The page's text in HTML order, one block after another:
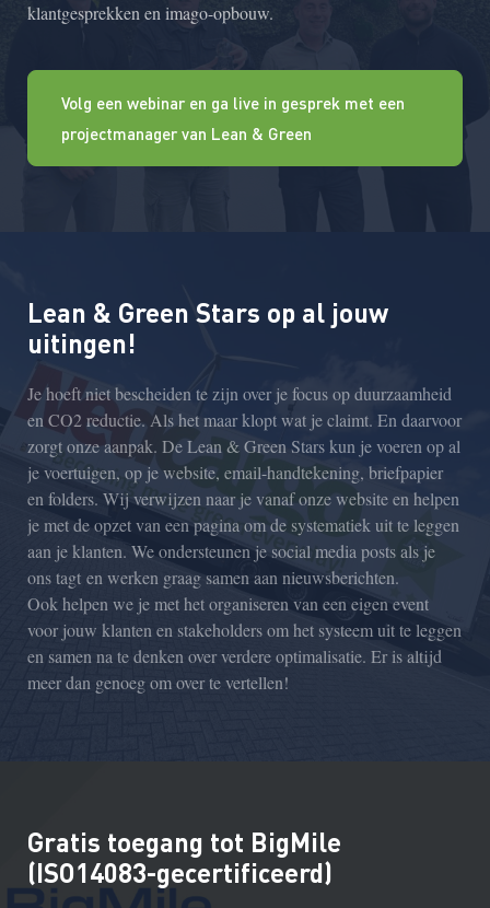
klantgesprekken en imago-opbouw.
Volg een webinar en ga live in gesprek met een
projectmanager van Lean & Green
Lean & Green Stars op al jouw
uitingen!
Je hoeft niet bescheiden te zijn over je focus opduurzaamheid
en CO2 reductie. Als het maar klopt wat jeclaimt. En daarvoor
zorgt onze aanpak. De Lean & Green Stars kun je voeren op al
je voertuigen, op je website, email-handtekening, briefpapier
en folders. Wij verwijzen naar je vanafonze website en helpen
je met de opzet van een pagina om de systematiek uit te leggen
aan je klanten. Weondersteunen je social media postsals je
onstagt en werken graag samen aan nieuwsberichten.
Ook helpen we je met het organiseren van een eigen event
voor jouw klanten en stakeholders om het systeemuit te leggen
en samen na te denken over verdereoptimalisatie. Er is altijd
meer dan genoeg om over te vertellen!
Gratis toegang tot BigMile
(ISO14083-gecertificeerd)